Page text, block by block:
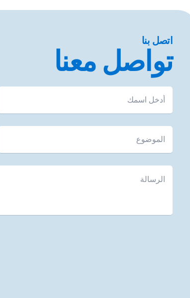
اتصل بنا
تواصل معنا